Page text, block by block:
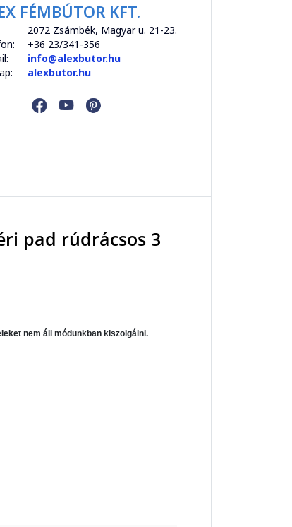
FÉMBÚTOR KFT.
2072 Zsámbék, Magyar u. 21-23.
+36 23/341-356
info@alexbutor.hu
alexbutor.hu
pad rúdrácsos 3
nem áll módunkban kiszolgálni.